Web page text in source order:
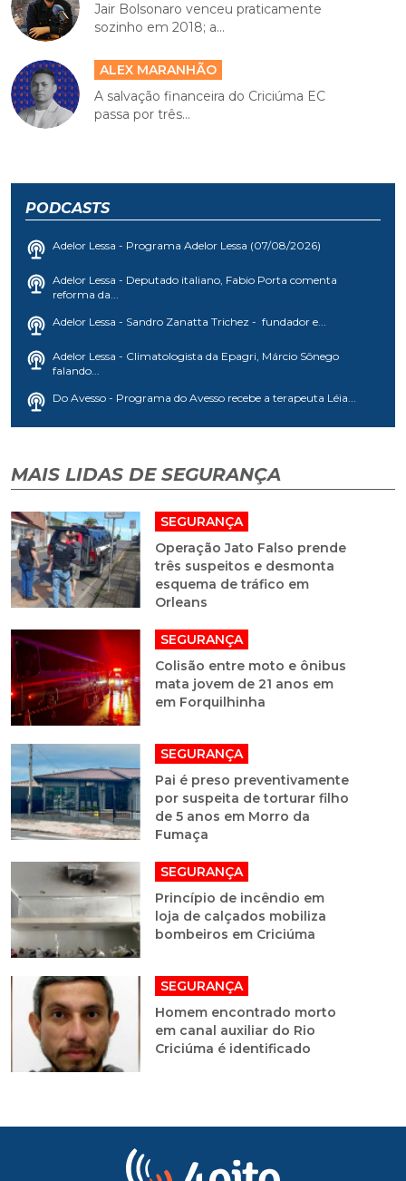
Jair Bolsonaro venceu praticamente
sozinho em 2018; a...
ALEX MARANHÃO
A salvação financeira do Criciúma EC
passa por três...
PODCASTS
Adelor Lessa - Programa Adelor Lessa (07/08/2026)
Adelor Lessa - Deputado italiano, Fabio Porta comenta
reforma da...
Adelor Lessa - Sandro Zanatta Trichez - fundador e...
Adelor Lessa - Climatologista da Epagri, Márcio Sônego
falando...
Do Avesso - Programa do Avesso recebe a terapeuta Léia...
MAIS LIDAS DE SEGURANÇA
SEGURANÇA
Operação Jato Falso prende
três suspeitos e desmonta
esquema de tráfico em
Orleans
SEGURANÇA
Colisão entre moto e ônibus
mata jovem de 21 anos em
em Forquilhinha
SEGURANÇA
Pai é preso preventivamente
por suspeita de torturar filho
de 5 anos em Morro da
Fumaça
SEGURANÇA
Princípio de incêndio em
loja de calçados mobiliza
bombeiros em Criciúma
SEGURANÇA
Homem encontrado morto
em canal auxiliar do Rio
Criciúma é identificado